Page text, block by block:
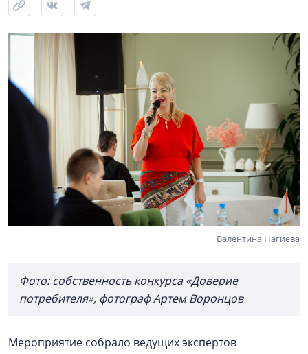
Валентина Нагиева
Фото: собственность конкурса «Доверие
потребителя», фотограф Артем Воронцов
Мероприятие собрало ведущих экспертов